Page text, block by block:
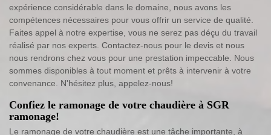
expérience considérable dans le domaine, nous avons les
compétences nécessaires pour vous offrir un service de qualité.
Faites appel à notre expertise, vous ne serez pas déçu du travail
réalisé par nos experts. Contactez-nous pour le devis et nous
nous rendrons chez vous pour une prestation impeccable. Nous
sommes disponibles à tout moment et prêts à intervenir à votre
convenance. N'hésitez plus, appelez-nous!
Confiez le ramonage de votre chaudière à SGR
ramonage!
Le ramonage de votre chaudière est une tâche importante, à